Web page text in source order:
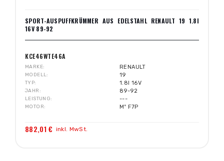
SPORT-AUSPUFFKRÜMMER AUS EDELSTAHL RENAULT 19 1.8I
16V 89-92
KCE46WTE46A
MARKE RENAULT
MODELL 19
TYP 1.8I 16V
JAHR 89-92
LEISTUNG ---
MOTOR Mº F7P
882,01 € inkl. MwSt.